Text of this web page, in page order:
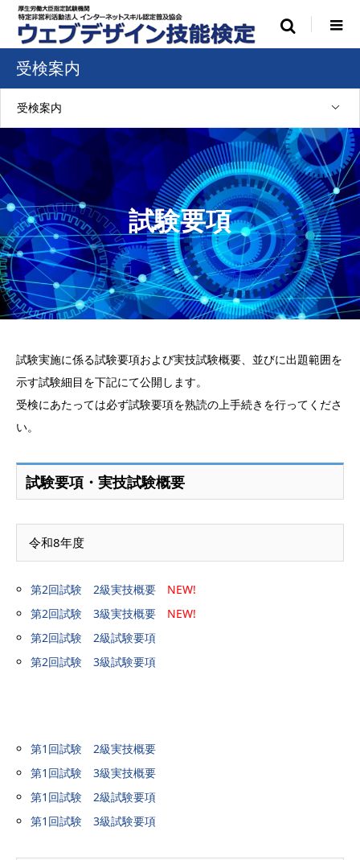
受検案内
受検案内
試験要項
試験実施に係る試験要項および実技試験概要、並びに出題範囲を
示す試験細目を下記にて公開します。
受検にあたっては必ず試験要項を熟読の上手続きを行ってくださ
い。
試験要項・実技試験概要
令和8年度
第2回試験 2級実技概要
NEW!
第2回試験 3級実技概要
NEW!
第2回試験 2級試験要項
第2回試験 3級試験要項
第1回試験 2級実技概要
第1回試験 3級実技概要
第1回試験 2級試験要項
第1回試験 3級試験要項